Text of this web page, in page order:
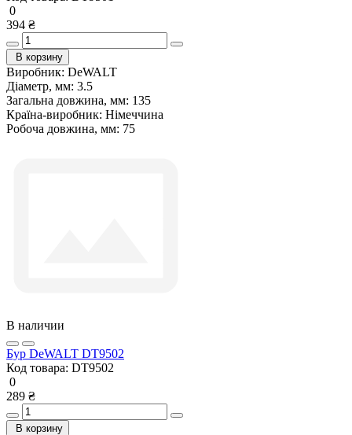
0
394 ₴
В корзину
Виробник: DeWALT
Діаметр, мм: 3.5
Загальна довжина, мм: 135
Країна-виробник: Німеччина
Робоча довжина, мм: 75
В наличии
Бур DeWALT DT9502
Код товара: DT9502
0
289 ₴
В корзину